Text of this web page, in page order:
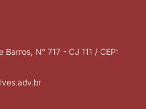
Barros, N° 717 - CJ 111 / CEP: